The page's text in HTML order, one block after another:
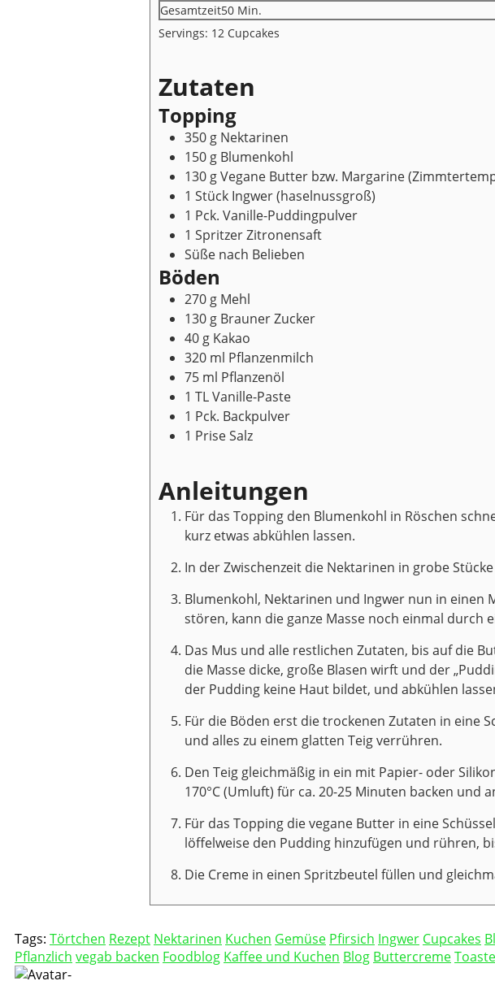
Gesamtzeit50Minuten
Min.
Servings: 12 Cupcakes
Zutaten
Topping
350 g Nektarinen
150 g Blumenkohl
130 g Vegane Butter bzw. Margarine
1 Stück Ingwer (haselnussgroß)
1 Pck. Vanille-Puddingpulver
1 Spritzer Zitronensaft
Süße nach Belieben
Böden
270 g Mehl
130 g Brauner Zucker
40 g Kakao
320 ml Pflanzenmilch
75 ml Pflanzenöl
1 TL Vanille-Paste
1 Pck. Backpulver
1 Prise Salz
Anleitungen
Für das Topping den Blumenkohl in Röschen
kurz etwas abkühlen lassen.
In der Zwischenzeit die Nektarinen in grobe
Blumenkohl, Nektarinen und Ingwer nun in einen
stören, kann die ganze Masse noch einmal durch
Das Mus und alle restlichen Zutaten, bis auf die
die Masse dicke, große Blasen wirft und der
der Pudding keine Haut bildet, und abkühlen
Für die Böden erst die trockenen Zutaten in eine
und alles zu einem glatten Teig verrühren.
Den Teig gleichmäßig in ein mit Papier- oder
170°C (Umluft) für ca. 20-25 Minuten backen und
Für das Topping die vegane Butter in eine
löffelweise den Pudding hinzufügen und rühren,
Die Creme in einen Spritzbeutel füllen und
Tags: Törtchen Rezept Nektarinen Kuchen Gemüse Pfirsich Ingwer Cupcakes
Pflanzlich vegab backen Foodblog Kaffee und Kuchen Blog Buttercreme